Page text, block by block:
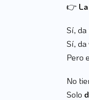
👉
Sí, da
Sí, da
Pero
No
Solo